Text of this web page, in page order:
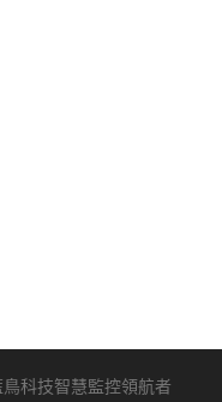
鳥科技智慧監控領航者